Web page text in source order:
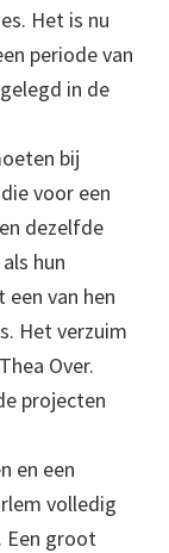
Het is nu
periode van
in de
bij
voor een
dezelfde
hun
een van hen
Het verzuim
Over.
projecten
en een
volledig
Een groot